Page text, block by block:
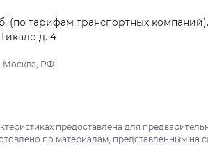
(по тарифам транспортных компаний).
д. 4
Москва, РФ
предоставлена для
по материалам, представленным на